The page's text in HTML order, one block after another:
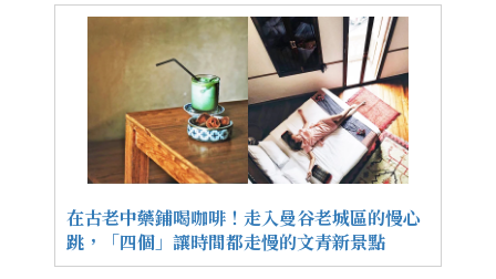
在古老中藥鋪喝咖啡！走入曼谷老城區的慢心
跳，「四個」讓時間都走慢的文青新景點